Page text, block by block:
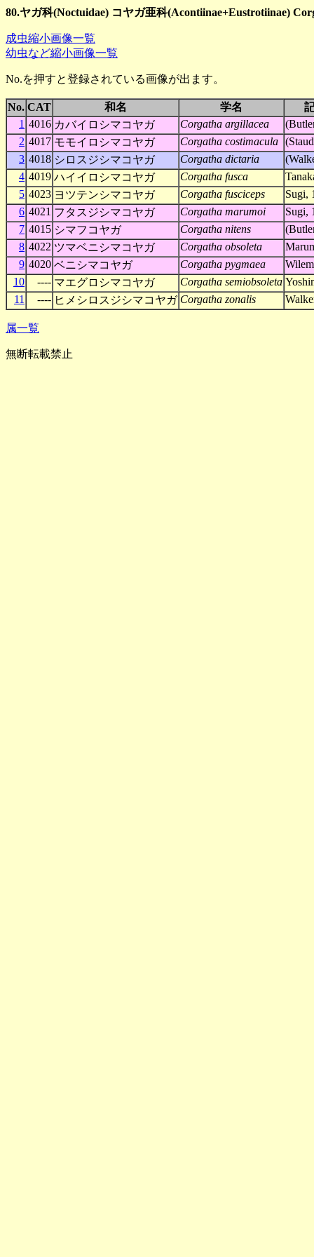
80.ヤガ科(Noctuidae) コヤガ亜科(Acontiinae+Eustrotiinae)
成虫縮小画像一覧
幼虫など縮小画像一覧
No.を押すと登録されている画像が出ます。
No. CAT 和名 学名
1 4016 カバイロシマコヤガ Corgatha argillacea
2 4017 モモイロシマコヤガ Corgatha costimacula
3 4018 シロスジシマコヤガ Corgatha dictaria
4 4019 ハイイロシマコヤガ Corgatha fusca
5 4023 ヨツテンシマコヤガ Corgatha fusciceps
Sugi,
6 4021 フタスジシマコヤガ Corgatha marumoi
Sugi,
7 4015 シマフコヤガ Corgatha nitens
8 4022 ツマベニシマコヤガ Corgatha obsoleta
9 4020 ベニシマコヤガ Corgatha pygmaea
10
---- マエグロシマコヤガ Corgatha semiobsoleta
11
---- ヒメシロスジシマコヤガ Corgatha zonalis
属一覧
無断転載禁止